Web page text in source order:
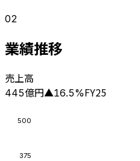
02
業績推移
売上高
445億円▲16.5%FY25
375
500